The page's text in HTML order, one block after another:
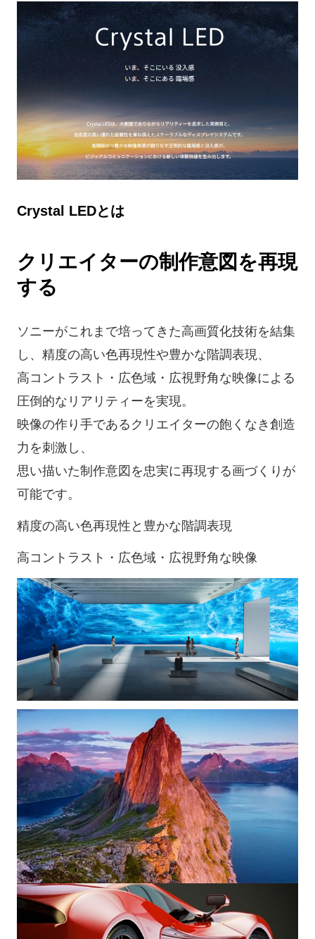
Crystal LEDとは
クリエイターの制作意図を再現
する
ソニーがこれまで培ってきた高画質化技術を結集
し、精度の高い色再現性や豊かな階調表現、
高コントラスト・広色域・広視野角な映像による
圧倒的なリアリティーを実現。
映像の作り手であるクリエイターの飽くなき創造
力を刺激し、
思い描いた制作意図を忠実に再現する画づくりが
可能です。
精度の高い色再現性と豊かな階調表現
高コントラスト・広色域・広視野角な映像